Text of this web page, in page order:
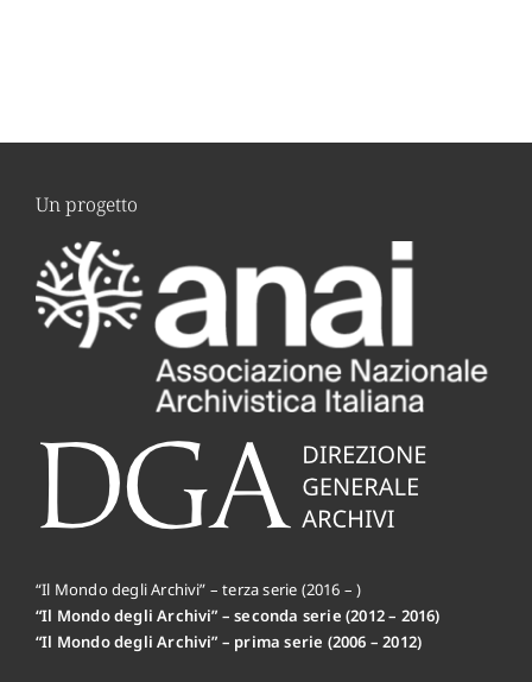
Un progetto
“Il Mondo degli Archivi” – terza serie (2016 – )
“Il Mondo degli Archivi” – seconda serie (2012 – 2016)
“Il Mondo degli Archivi” – prima serie (2006 – 2012)